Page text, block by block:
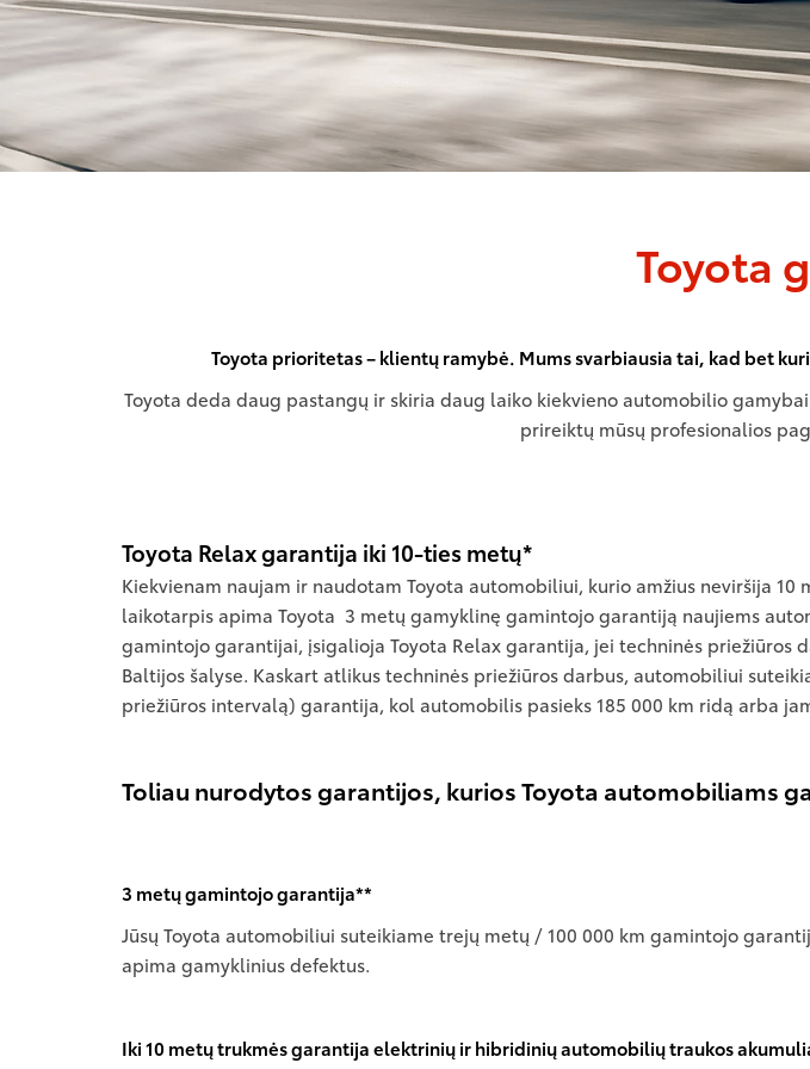
Toyota
Toyota prioritetas – klientų ramybė. Mums svarbiausia tai, kad bet
Toyota deda daug pastangų ir skiria daug laiko kiekvieno automobilio
prireiktų mūsų profesionalios
Toyota Relax garantija iki 10-ties metų*
Kiekvienam naujam ir naudotam Toyota automobiliui, kurio amžius neviršija
laikotarpis apima Toyota 3 metų gamyklinę gamintojo garantiją naujiems
gamintojo garantijai, įsigalioja Toyota Relax garantija, jei techninės
Baltijos šalyse. Kaskart atlikus techninės priežiūros darbus, automobiliui
priežiūros intervalą) garantija, kol automobilis pasieks 185 000 km ridą arba
Toliau nurodytos garantijos, kurios Toyota automobiliams
3 metų gamintojo garantija**
Jūsų Toyota automobiliui suteikiame trejų metų / 100 000 km gamintojo
apima gamyklinius defektus.
Iki 10 metų trukmės garantija elektrinių ir hibridinių automobilių traukos